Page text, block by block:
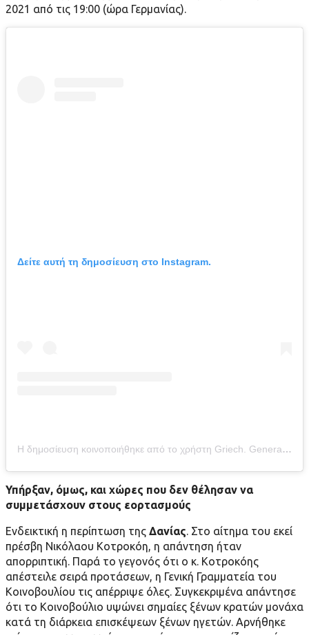
2021 από τις 19:00 (ώρα Γερμανίας).
Δείτε αυτή τη δημοσίευση στο Instagram.
Η δημοσίευση κοινοποιήθηκε από το χρήστη Griech. Generalkonsulat in MUC (@greeceinmunich)
Υπήρξαν, όμως, και χώρες που δεν θέλησαν να
συμμετάσχουν στους εορτασμούς
Ενδεικτική η περίπτωση της Δανίας. Στο αίτημα του εκεί
πρέσβη Νικόλαου Κοτροκόη, η απάντηση ήταν
απορριπτική. Παρά το γεγονός ότι ο κ. Κοτροκόης
απέστειλε σειρά προτάσεων, η Γενική Γραμματεία του
Κοινοβουλίου τις απέρριψε όλες. Συγκεκριμένα απάντησε
ότι το Κοινοβούλιο υψώνει σημαίες ξένων κρατών μονάχα
κατά τη διάρκεια επισκέψεων ξένων ηγετών. Αρνήθηκε